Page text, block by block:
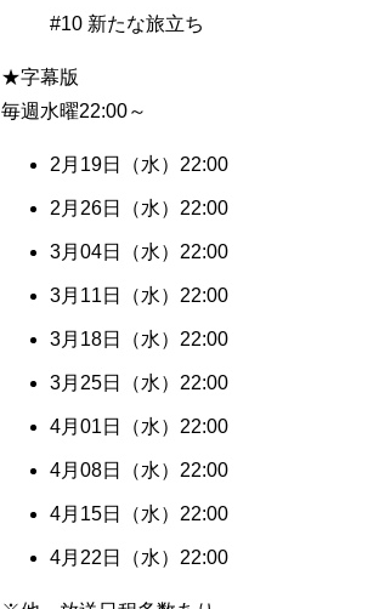
#10 新たな旅立ち
★字幕版
毎週水曜22:00～
2月19日（水）22:00
2月26日（水）22:00
3月04日（水）22:00
3月11日（水）22:00
3月18日（水）22:00
3月25日（水）22:00
4月01日（水）22:00
4月08日（水）22:00
4月15日（水）22:00
4月22日（水）22:00